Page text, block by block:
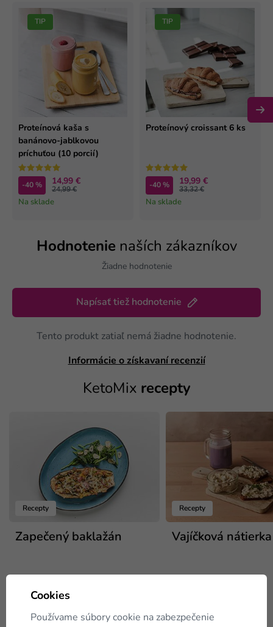
TIP
Proteínová kaša s
banánovo-jablkovou
príchuťou (10 porcií)
-40 % 14,99 €
24,99 €
Na sklade
TIP
Proteínový croissant 6 ks
-40 % 19,99 €
33,32 €
Na sklade
Hodnotenie naších zákazníkov
Žiadne hodnotenie
Napísať tiež hodnotenie
Tento produkt zatiaľ nemá žiadne hodnotenie.
Informácie o získavaní recenzií
KetoMix recepty
Recepty
Zapečený baklažán
Recepty
Vajíčková nátierka
Cookies
Používame súbory cookie na zabezpečenie